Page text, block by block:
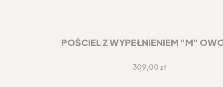
POŚCIEL Z WYPEŁNIENIEM "M"
Cena
309,00 zł